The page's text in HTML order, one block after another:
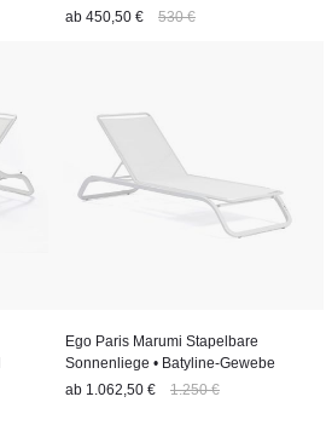
ab 450,50 € 530 €
Ego Paris Marumi Stapelbare
Sonnenliege • Batyline-Gewebe
ab 1.062,50 € 1.250 €